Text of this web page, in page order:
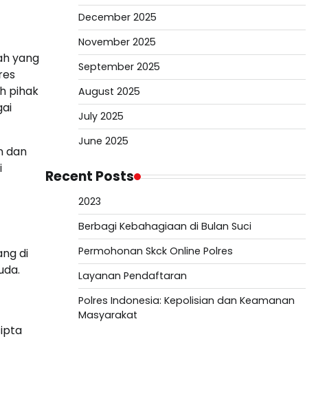
yang
pihak
dan
di
December 2025
November 2025
September 2025
August 2025
July 2025
June 2025
Recent Posts
2023
Berbagi Kebahagiaan di Bulan Suci
Permohonan Skck Online Polres
Layanan Pendaftaran
Polres Indonesia: Kepolisian dan Keamanan
Masyarakat